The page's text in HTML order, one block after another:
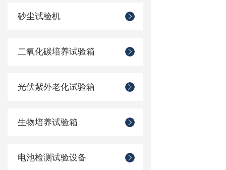
砂尘试验机
二氧化碳培养试验箱
光伏紫外老化试验箱
生物培养试验箱
电池检测试验设备